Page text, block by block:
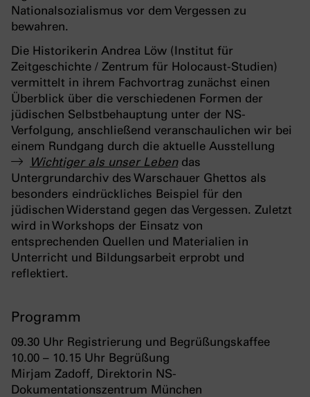
Nationalsozialismus vor dem Vergessen zu
bewahren.
Die Historikerin Andrea Löw (Institut für
Zeitgeschichte / Zentrum für Holocaust-Studien)
vermittelt in ihrem Fachvortrag zunächst einen
Überblick über die verschiedenen Formen der
jüdischen Selbstbehauptung unter der NS-
Verfolgung, anschließend veranschaulichen wir bei
einem Rundgang durch die aktuelle Ausstellung
Wichtiger als unser Lebendas
Untergrundarchiv des Warschauer Ghettos als
besonders eindrückliches Beispiel für den
jüdischen Widerstand gegen das Vergessen. Zuletzt
wird in Workshops der Einsatz von
entsprechenden Quellen und Materialien in
Unterricht und Bildungsarbeit erprobt und
reflektiert.
Programm
09.30 Uhr Registrierung und Begrüßungskaffee
10.00 – 10.15 Uhr Begrüßung
Mirjam Zadoff, Direktorin NS-
Dokumentationszentrum München